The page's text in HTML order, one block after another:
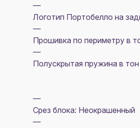
—
Логотип Портобелло на
—
Прошивка по периметру в
—
Полускрытая пружина в
—
Срез блока: Неокрашенный
—